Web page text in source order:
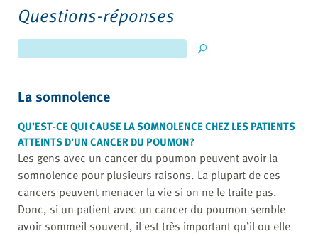
Questions-réponses
La somnolence
QU’EST-CE QUI CAUSE LA SOMNOLENCE CHEZ LES PATIENTS
ATTEINTS D’UN CANCER DU POUMON?
Les gens avec un cancer du poumon peuvent avoir la
somnolence pour plusieurs raisons. La plupart de ces
cancers peuvent menacer la vie si on ne le traite pas.
Donc, si un patient avec un cancer du poumon semble
avoir sommeil souvent, il est très important qu’il ou elle